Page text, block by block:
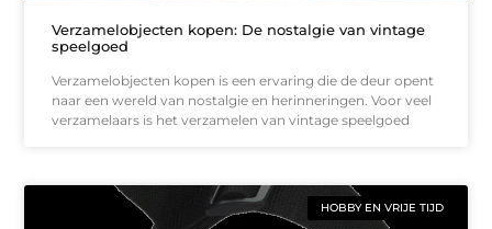
Verzamelobjecten kopen: De nostalgie van vintage
speelgoed
Verzamelobjecten kopen is een ervaring die de deur opent
naar een wereld van nostalgie en herinneringen. Voor veel
verzamelaars is het verzamelen van vintage speelgoed
HOBBY EN VRIJE TIJD